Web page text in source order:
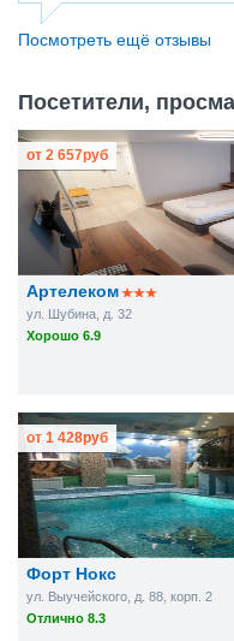
Посмотреть ещё отзывы
Посетители,
Артелеком
ул. Шубина, д. 32
Хорошо 6.9
от 2 657руб
Форт Нокс
ул. Выучейского, д. 88, корп. 2
Отлично 8.3
от 1 428руб